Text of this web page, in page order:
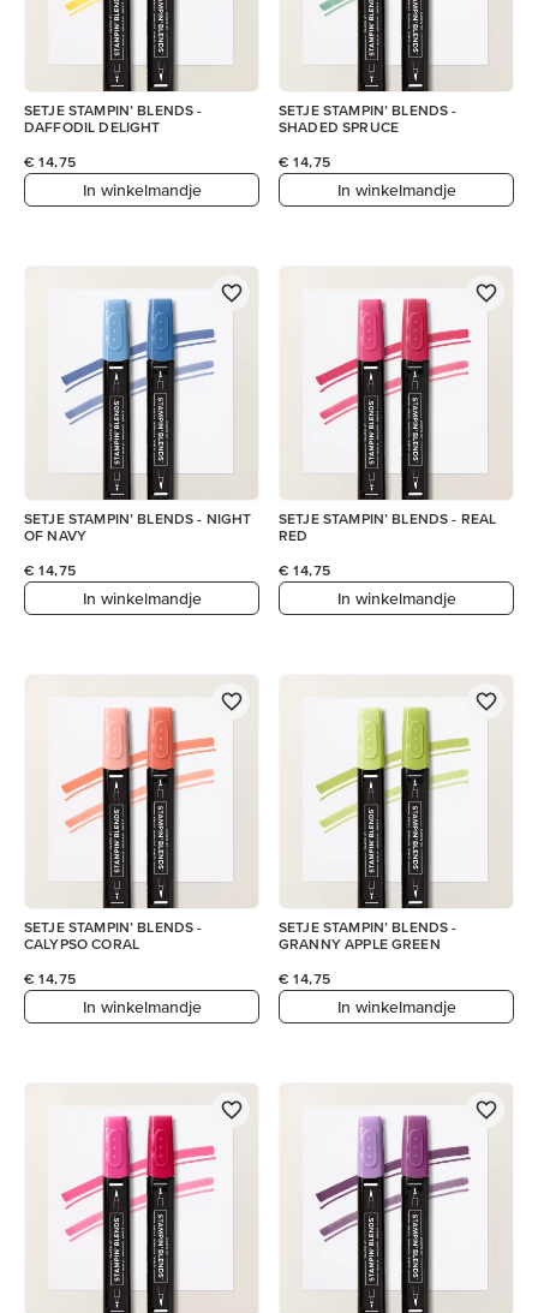
SETJE STAMPIN’ BLENDS -
DAFFODIL DELIGHT
€ 14,75
In winkelmandje
SETJE STAMPIN’ BLENDS -
SHADED SPRUCE
€ 14,75
In winkelmandje
SETJE STAMPIN’ BLENDS - NIGHT
OF NAVY
€ 14,75
In winkelmandje
SETJE STAMPIN’ BLENDS - REAL
RED
€ 14,75
In winkelmandje
SETJE STAMPIN’ BLENDS -
CALYPSO CORAL
€ 14,75
In winkelmandje
SETJE STAMPIN’ BLENDS -
GRANNY APPLE GREEN
€ 14,75
In winkelmandje